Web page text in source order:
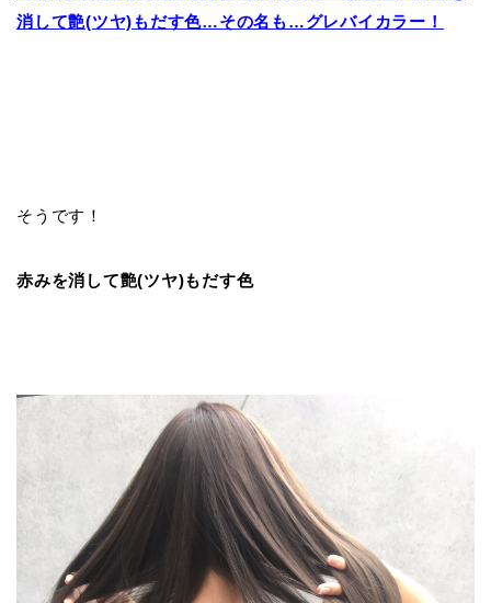
消して艶(ツヤ)もだす色…その名も…グレバイカラー！
そうです！
赤みを消して艶(ツヤ)もだす色